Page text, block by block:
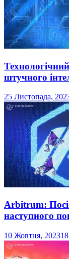
штучного
25 Листопада,
Arbitrum:
наступного
10 Жовтня, 2023